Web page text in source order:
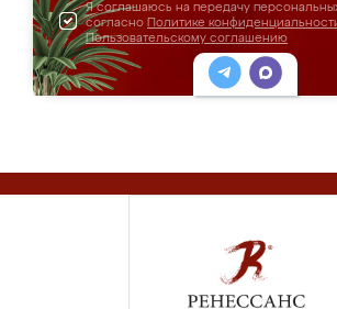
Я соглашаюсь на передачу
согласно Политике
Пользовательскому соглашению